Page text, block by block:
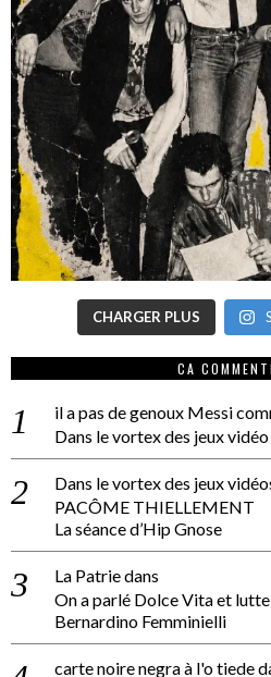
CHARGER PLUS
CA
il a pas de genoux Messi
Dans le vortex des jeux
Dans le vortex des jeux
PACÔME THIELLEMENT
La séance d’Hip Gnose
La Patriedans
On a parlé Dolce Vita et lutte
Bernardino Femminielli
carte noire negra à l'o tiede